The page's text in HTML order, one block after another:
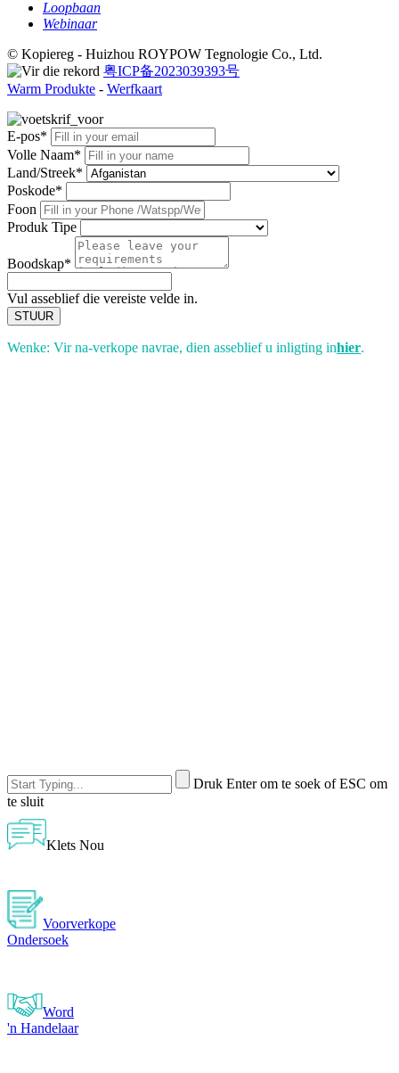
Loopbaan
Webinaar
© Kopiereg - Huizhou ROYPOW Tegnologie Co., Ltd.
粤ICP备2023039393号
Warm Produkte - Werfkaart
E-pos*
Volle Naam*
Land/Streek*
Poskode*
Foon
Produk Tipe
Boodskap*
Vul asseblief die vereiste velde in.
STUUR
Wenke: Vir na-verkope navrae, dien asseblief u inligting inhier.
Druk Enter om te soek of ESC om
te sluit
Klets Nou
Voorverkope
Ondersoek
Word
'n Handelaar